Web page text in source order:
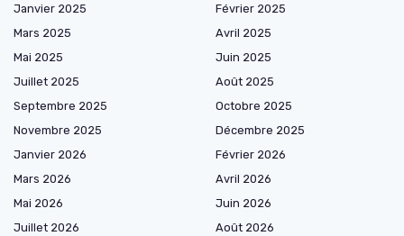
Janvier 2025
Février 2025
Mars 2025
Avril 2025
Mai 2025
Juin 2025
Juillet 2025
Août 2025
Septembre 2025
Octobre 2025
Novembre 2025
Décembre 2025
Janvier 2026
Février 2026
Mars 2026
Avril 2026
Mai 2026
Juin 2026
Juillet 2026
Août 2026